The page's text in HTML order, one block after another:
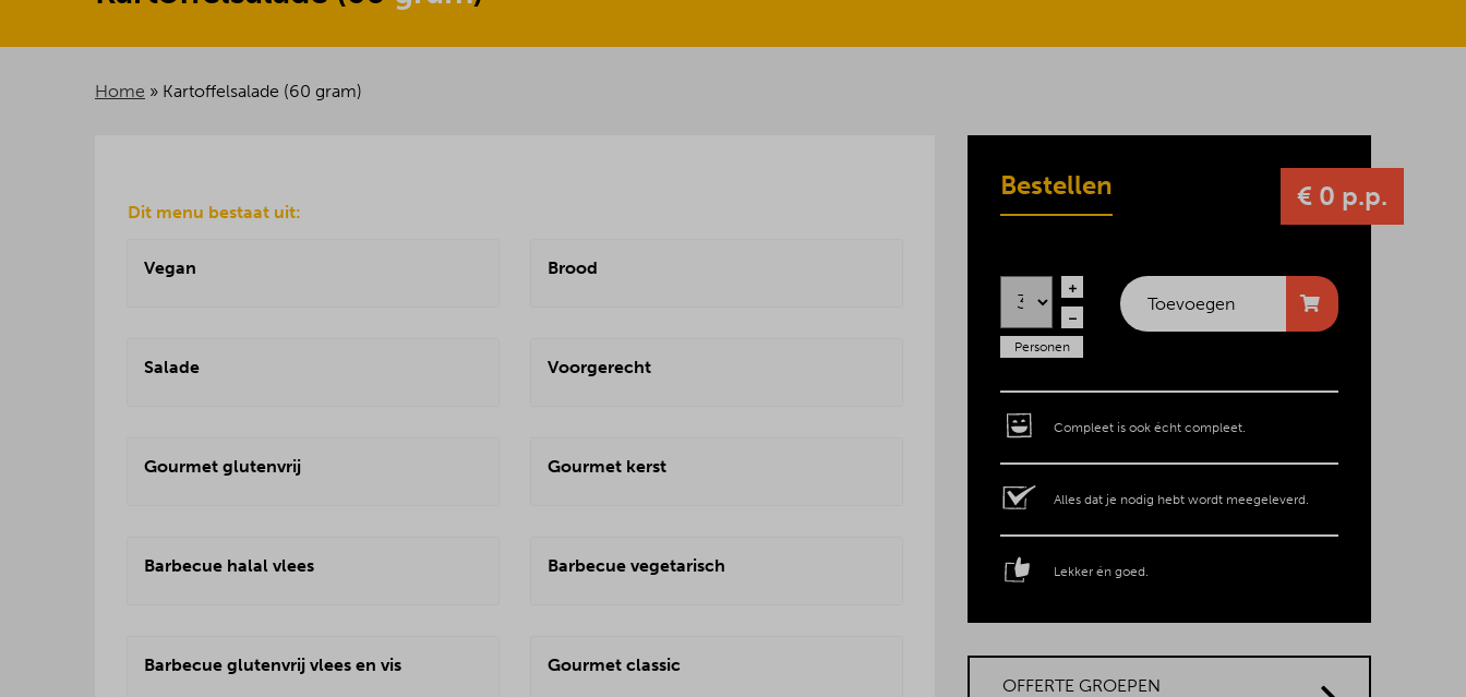
Home » Kartoffelsalade (60 gram)
Dit menu bestaat uit:
Vegan Brood
Salade Voorgerecht
Gourmet glutenvrij Gourmet kerst
Barbecue halal vlees Barbecue vegetarisch
Barbecue glutenvrij vlees en vis Gourmet classic
Bestellen € 0 p.p.
Personen
Toevoegen
Compleet is ook écht compleet.
Alles dat je nodig hebt wordt meegeleverd.
Lekker én goed.
OFFERTE GROEPEN